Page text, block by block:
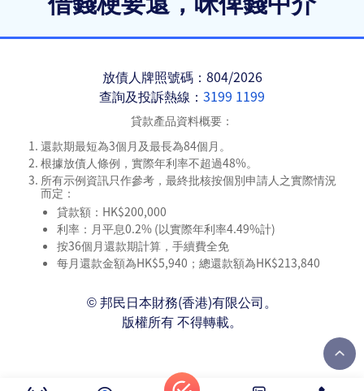
放債人牌照號碼：804/2026
查詢及投訴熱線： 3199 1199
貸款產品資料概要：
還款期最短為3個月及最長為84個月。
根據放債人條例，實際年利率不超過48%。
所有示例資訊只作參考，最終批核按個別申請人之實際情況
而定：
貸款額：HK$200,000
利率：月平息0.2% (以實際年利率4.49%計)
按36個月還款期計算，手續費全免
每月還款金額為HK$5,940；總還款額為HK$213,840
© 邦民日本財務(香港)有限公司。
版權所有 不得轉載。